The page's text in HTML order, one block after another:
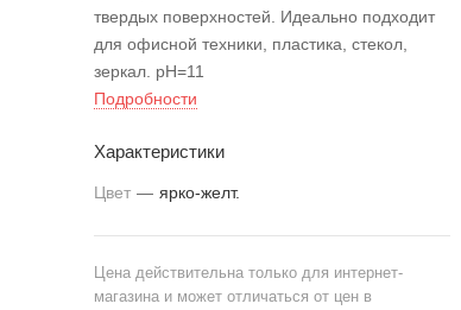
твердых поверхностей. Идеально подходит
для офисной техники, пластика, стекол,
зеркал. рН=11
Подробности
Характеристики
Цвет — ярко-желт.
Цена действительна только для интернет-
магазина и может отличаться от цен в